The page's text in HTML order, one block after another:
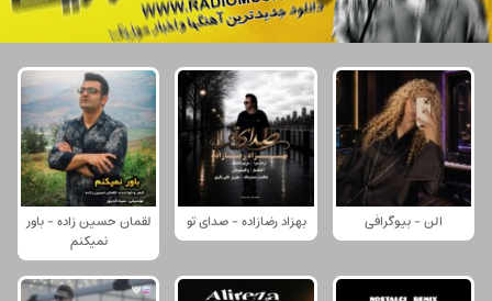
الن - بیوگرافی بهزاد رضازاده - صدای تو
لقمان حسین زاده - باور
نمیکنم